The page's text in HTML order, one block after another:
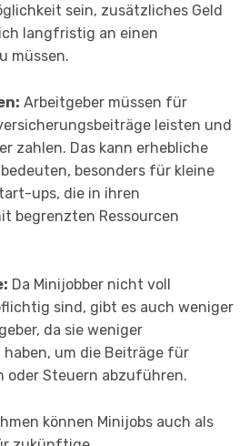
sein, zusätzliches Geld
langfristig an einen
müssen.
Arbeitgeber müssen für
leisten und
zahlen. Das kann erhebliche
besonders für kleine
ups, die in ihren
begrenzten Ressourcen
Da Minijobber nicht voll
sind, gibt es auch weniger
da sie weniger
um die Beiträge für
oder Steuern abzuführen.
können Minijobs auch als